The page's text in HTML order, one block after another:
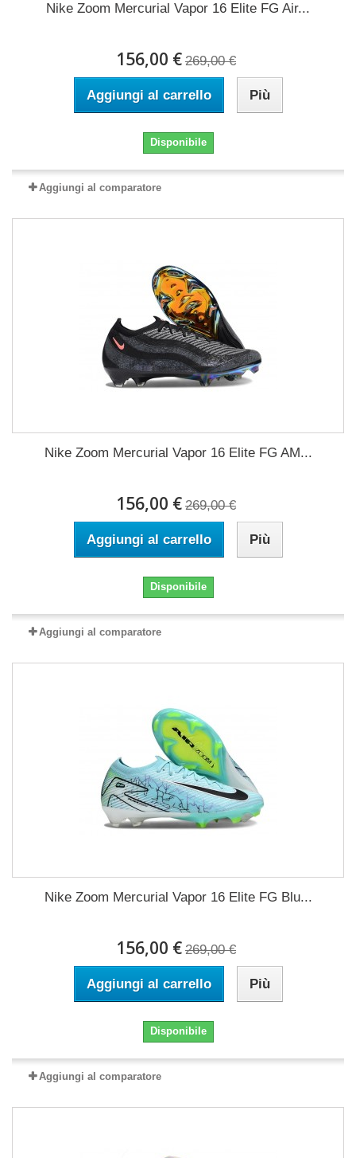
Nike Zoom Mercurial Vapor 16 Elite FG Air...
156,00 € 269,00 €
Aggiungi al carrello Più
Disponibile
Aggiungi al comparatore
Nike Zoom Mercurial Vapor 16 Elite FG AM...
156,00 € 269,00 €
Aggiungi al carrello Più
Disponibile
Aggiungi al comparatore
Nike Zoom Mercurial Vapor 16 Elite FG Blu...
156,00 € 269,00 €
Aggiungi al carrello Più
Disponibile
Aggiungi al comparatore